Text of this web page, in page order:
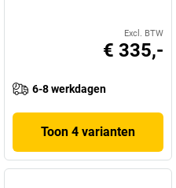
Excl. BTW
€ 335,-
6-8 werkdagen
Toon 4 varianten